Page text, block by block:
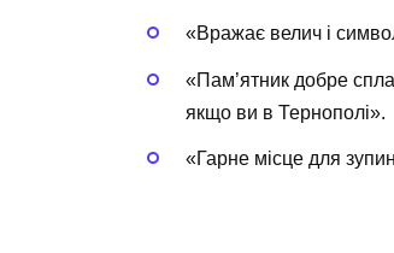
«Вражає велич і
«Пам’ятник добре
якщо ви в Тернополі».
«Гарне місце для